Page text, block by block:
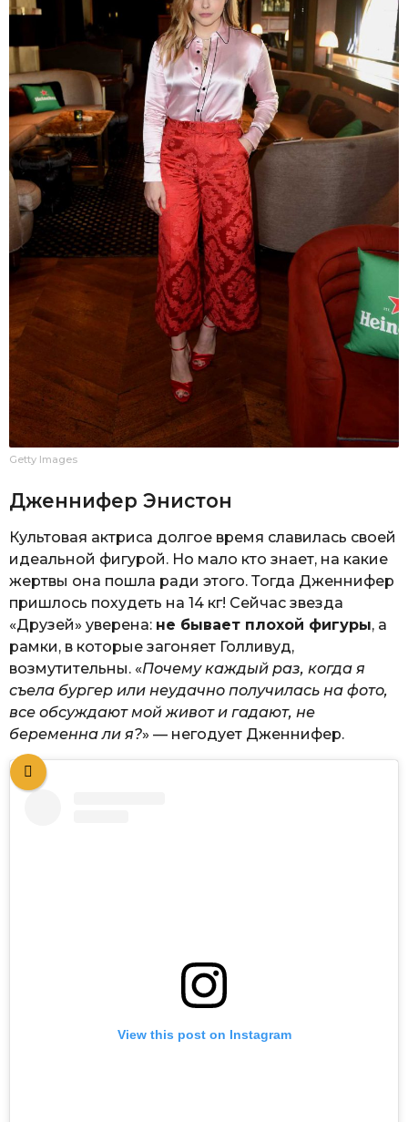
Getty Images
Дженнифер Энистон
Культовая актриса долгое время славилась своей
идеальной фигурой. Но мало кто знает, на какие
жертвы она пошла ради этого. Тогда Дженнифер
пришлось похудеть на 14 кг! Сейчас звезда
«Друзей» уверена: не бывает плохой фигуры, а
рамки, в которые загоняет Голливуд,
возмутительны. «Почему каждый раз, когда я
съела бургер или неудачно получилась на фото,
все обсуждают мой живот и гадают, не
беременна ли я?» — негодует Дженнифер.
View this post on Instagram